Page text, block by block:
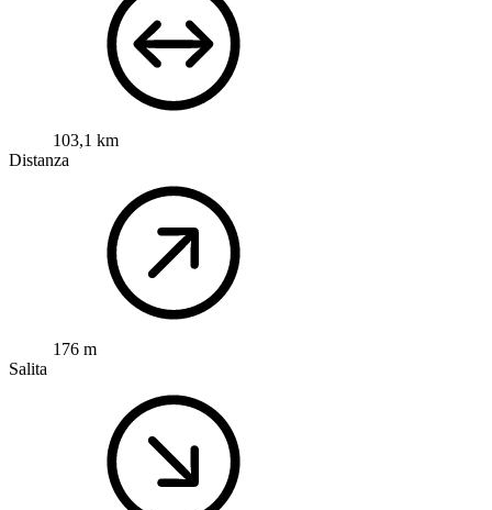
103,1 km
Distanza
176 m
Salita